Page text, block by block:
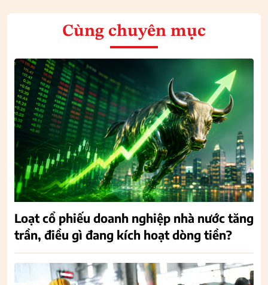
Cùng chuyên mục
Loạt cổ phiếu doanh nghiệp nhà nước tăng
trần, điều gì đang kích hoạt dòng tiền?